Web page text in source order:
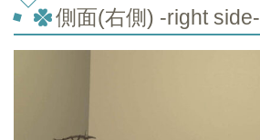
側面(右側) -right side-